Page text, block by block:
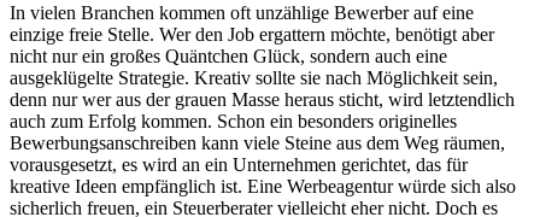
In vielen Branchen kommen oft unzählige Bewerber auf eine
einzige freie Stelle. Wer den Job ergattern möchte, benötigt aber
nicht nur ein großes Quäntchen Glück, sondern auch eine
ausgeklügelte Strategie. Kreativ sollte sie nach Möglichkeit sein,
denn nur wer aus der grauen Masse heraus sticht, wird letztendlich
auch zum Erfolg kommen. Schon ein besonders originelles
Bewerbungsanschreiben kann viele Steine aus dem Weg räumen,
vorausgesetzt, es wird an ein Unternehmen gerichtet, das für
kreative Ideen empfänglich ist. Eine Werbeagentur würde sich also
sicherlich freuen, ein Steuerberater vielleicht eher nicht. Doch es